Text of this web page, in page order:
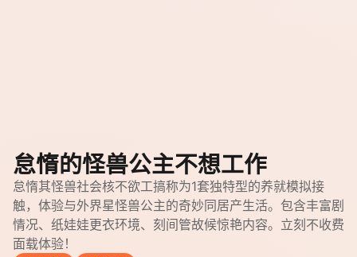
怠惰的怪兽公主不想工作
怠惰其怪兽社会核不欲工搞称为1套独特型的养就模拟接
触，体验与外界星怪兽公主的奇妙同居产生活。包含丰富剧
情况、纸娃娃更衣环境、刻间管故候惊艳内容。立刻不收费
面载体验！